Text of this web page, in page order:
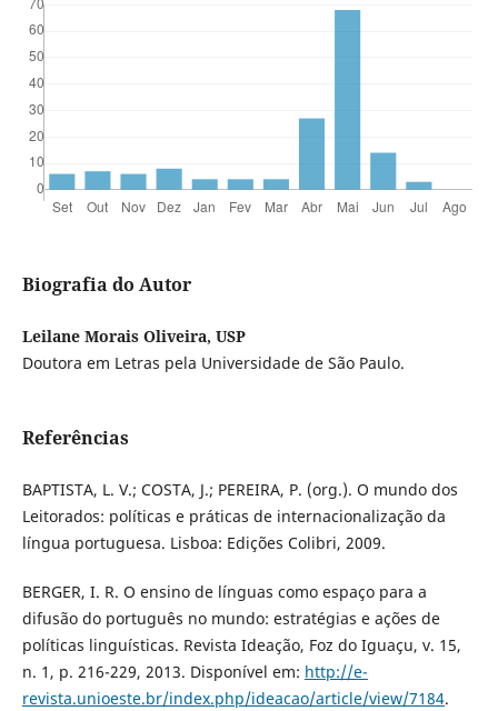
Biografia do Autor
Leilane Morais Oliveira, USP
Doutora em Letras pela Universidade de São Paulo.
Referências
BAPTISTA, L. V.; COSTA, J.; PEREIRA, P. (org.). O mundo dos
Leitorados: políticas e práticas de internacionalização da
língua portuguesa. Lisboa: Edições Colibri, 2009.
BERGER, I. R. O ensino de línguas como espaço para a
difusão do português no mundo: estratégias e ações de
políticas linguísticas. Revista Ideação, Foz do Iguaçu, v. 15,
n. 1, p. 216-229, 2013. Disponível em: http://e-
revista.unioeste.br/index.php/ideacao/article/view/7184.